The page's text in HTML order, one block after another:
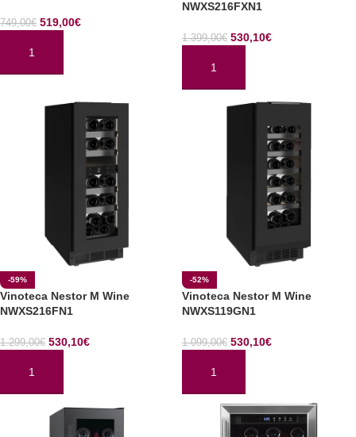
749,00€ 519,00€
AÑADIR AL CARRITO
NWXS216FXN1
1.399,00€ 530,10€
AÑADIR AL CARRITO
-59%
Vinoteca Nestor M Wine
NWXS216FN1
1.299,00€ 530,10€
AÑADIR AL CARRITO
-52%
Vinoteca Nestor M Wine
NWXS119GN1
1.099,00€ 530,10€
AÑADIR AL CARRITO